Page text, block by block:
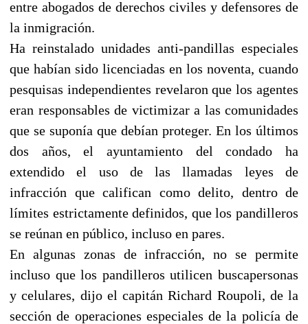
entre abogados de derechos civiles y defensores de
la inmigración.
Ha reinstalado unidades anti-pandillas especiales
que habían sido licenciadas en los noventa, cuando
pesquisas independientes revelaron que los agentes
eran responsables de victimizar a las comunidades
que se suponía que debían proteger. En los últimos
dos años, el ayuntamiento del condado ha
extendido el uso de las llamadas leyes de
infracción que califican como delito, dentro de
límites estrictamente definidos, que los pandilleros
se reúnan en público, incluso en pares.
En algunas zonas de infracción, no se permite
incluso que los pandilleros utilicen buscapersonas
y celulares, dijo el capitán Richard Roupoli, de la
sección de operaciones especiales de la policía de